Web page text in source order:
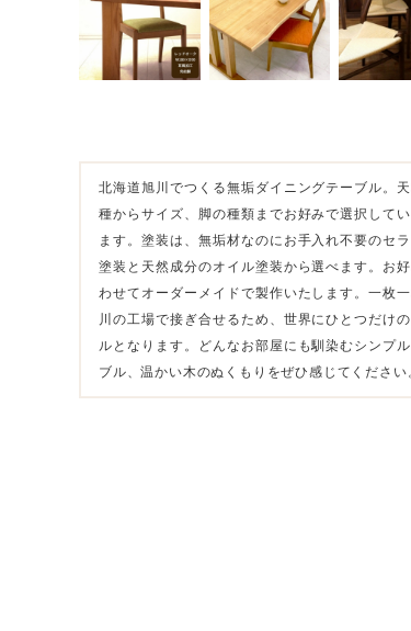
北海道旭川でつくる無垢ダイニングテーブル。
種からサイズ、脚の種類までお好みで選択して
ます。塗装は、無垢材なのにお手入れ不要のセ
塗装と天然成分のオイル塗装から選べます。お
わせてオーダーメイドで製作いたします。一枚
川の工場で接ぎ合せるため、世界にひとつだけ
ルとなります。どんなお部屋にも馴染むシンプ
ブル、温かい木のぬくもりをぜひ感じてください